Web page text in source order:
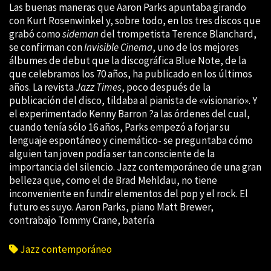
Las buenas maneras que Aaron Parks apuntaba girando
con Kurt Rosenwinkel y, sobre todo, en los tres discos que
grabó comosidemandel trompetista Terence Blanchard,
se confirman conInvisible Cinema, uno de los mejores
álbumes de debut que la discográfica Blue Note, de la
que celebramos los 70 años, ha publicado en los últimos
años. La revistaJazz Times, poco después de la
publicación del disco, tildaba al pianista de «visionario». Y
el experimentado Kenny Barron ?a las órdenes del cual,
cuando tenía sólo 16 años, Parks empezó a forjar su
lenguaje espontáneo y cinemático- se preguntaba cómo
alguien tan joven podía ser tan consciente de la
importancia del silencio. Jazz contemporáneo de una gran
belleza que, como el de Brad Mehldau, no tiene
inconveniente en fundir elementos del pop y el rock. El
futuro es suyo. Aaron Parks, piano Matt Brewer,
contrabajo Tommy Crane, batería
Jazz contemporáneo